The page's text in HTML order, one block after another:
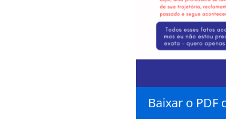
Baixar o